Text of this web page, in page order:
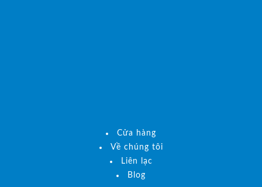
Cửa hàng
Về chúng tôi
Liên lạc
Blog